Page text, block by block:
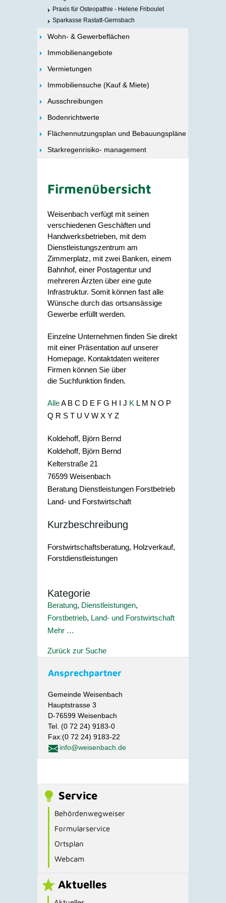
Praxis für Osteopathie - Helene Friboulet
Sparkasse Rastatt-Gernsbach
Wohn- & Gewerbeflächen
Immobilienangebote
Vermietungen
Immobiliensuche (Kauf & Miete)
Ausschreibungen
Bodenrichtwerte
Flächennutzungsplan und Bebauungspläne
Starkregenrisiko- management
Firmenübersicht
Weisenbach verfügt mit seinen
verschiedenen Geschäften und
Handwerksbetrieben, mit dem
Dienstleistungszentrum am
Zimmerplatz, mit zwei Banken, einem
Bahnhof, einer Postagentur und
mehreren Ärzten über eine gute
Infrastruktur. Somit können fast alle
Wünsche durch das ortsansässige
Gewerbe erfüllt werden.
Einzelne Unternehmen finden Sie direkt
mit einer Präsentation auf unserer
Homepage. Kontaktdaten weiterer
Firmen können Sie über
die Suchfunktion finden.
AlleA B C D E F G H I J K L M N O P
Q R S T U V W X Y Z
Koldehoff, Björn Bernd
Koldehoff, Björn Bernd
Kelterstraße 21
76599 Weisenbach
Beratung Dienstleistungen Forstbetrieb
Land- und Forstwirtschaft
Kurzbeschreibung
Forstwirtschaftsberatung, Holzverkauf,
Forstdienstleistungen
Kategorie
Beratung, Dienstleistungen,
Forstbetrieb, Land- und Forstwirtschaft
Mehr …
Zurück zur Suche
Ansprechpartner
Gemeinde Weisenbach
Hauptstrasse 3
D-76599 Weisenbach
Tel. (0 72 24) 9183-0
Fax:(0 72 24) 9183-22
info@weisenbach.de
Service
Behördenwegweiser
Formularservice
Ortsplan
Webcam
Aktuelles